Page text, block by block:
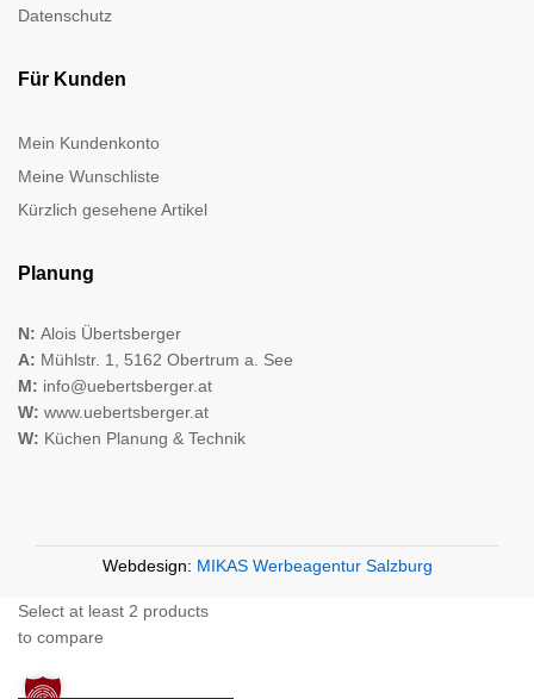
Datenschutz
Für Kunden
Mein Kundenkonto
Meine Wunschliste
Kürzlich gesehene Artikel
Planung
N: Alois Übertsberger
A: Mühlstr. 1, 5162 Obertrum a. See
M: info@uebertsberger.at
W: www.uebertsberger.at
W: Küchen Planung & Technik
Webdesign: MIKAS Werbeagentur Salzburg
Select at least 2 products
to compare